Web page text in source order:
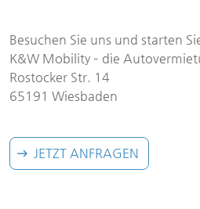
Besuchen Sie uns und starten
K&W Mobility – die
Rostocker Str. 14
65191 Wiesbaden
JETZT ANFRAGEN